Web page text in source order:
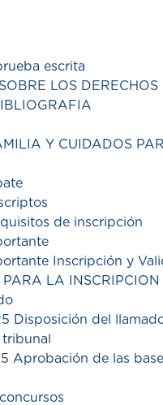
escrita
LOS
Y CUIDADOS
de inscripción
Inscripción y
PARA LA INSCRIPCION
Disposición del
Aprobación de las